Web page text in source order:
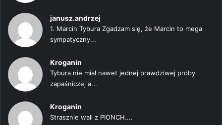
janusz.andrzej
1. Marcin Tybura Zgadzam się, że Marcin to mega
sympatyczny...
Kroganin
Tybura nie miał nawet jednej prawdziwej próby
zapaśniczej a...
Kroganin
Strasznie wali z PIONCH....